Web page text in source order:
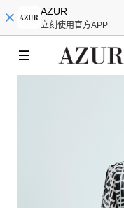
AZUR
立刻使用官方APP